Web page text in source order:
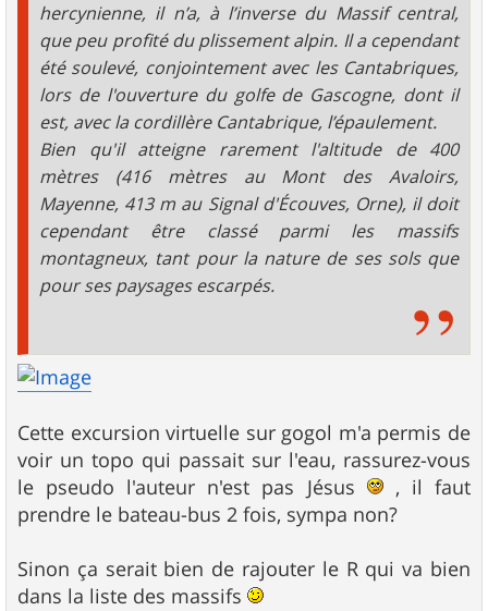
hercynienne, il n’a, à l’inverse du Massif central,
que peu profité du plissement alpin. Il a cependant
été soulevé, conjointement avec les Cantabriques,
lors de l'ouverture du golfe de Gascogne, dont il
est, avec la cordillère Cantabrique, l’épaulement.
Bien qu'il atteigne rarement l'altitude de 400
mètres (416 mètres au Mont des Avaloirs,
Mayenne, 413 m au Signal d'Écouves, Orne), il doit
cependant être classé parmi les massifs
montagneux, tant pour la nature de ses sols que
pour ses paysages escarpés.
Cette excursion virtuelle sur gogol m'a permis de
voir un topo qui passait sur l'eau, rassurez-vous
le pseudo l'auteur n'est pas Jésus
, il faut
prendre le bateau-bus 2 fois, sympa non?
Sinon ça serait bien de rajouter le R qui va bien
dans la liste des massifs